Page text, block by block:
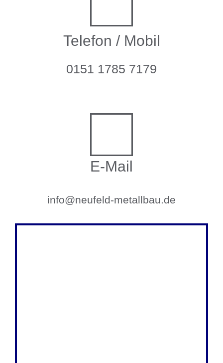
Telefon / Mobil
0151 1785 7179
E-Mail
info@neufeld-metallbau.de